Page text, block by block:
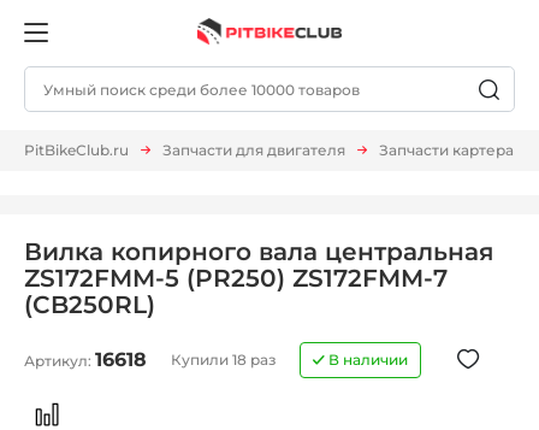
PitBikeClub.ru Запчасти для двигателя Запчасти картера
Вилка копирного вала центральная
ZS172FMM-5 (PR250) ZS172FMM-7
(CB250RL)
Артикул: 16618 Купили 18 раз В наличии